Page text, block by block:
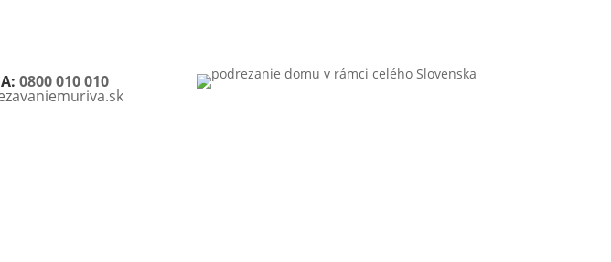
0800 010 010